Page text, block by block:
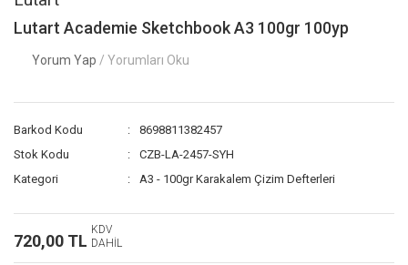
Lutart Academie Sketchbook A3 100gr 100yp
Yorum Yap / Yorumları Oku
Barkod Kodu
8698811382457
Stok Kodu
CZB-LA-2457-SYH
Kategori
A3 - 100gr Karakalem Çizim Defterleri
720,00 TL
KDV
DAHİL